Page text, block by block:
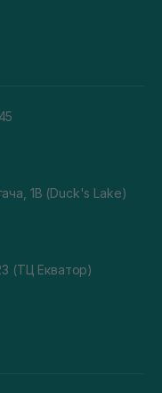
1В (Duck's Lake)
(ТЦ Екватор)